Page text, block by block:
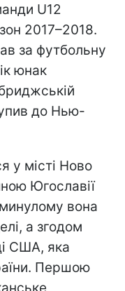
U12
2017–2018.
за футбольну
юнак
до Нью-
у місті Ново
Югославії
вона
а згодом
США, яка
Першою